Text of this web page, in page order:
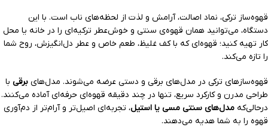
قهوه‌ساز ترکی، نماد اصالت، آرامش و لذت از لحظه‌های ناب است. با این
دستگاه، می‌توانید همان قهوه‌ی سنتی و خوش‌عطر ترکیه‌ای را در خانه یا محل
کار تهیه کنید؛ قهوه‌ای که با کف غلیظ، طعم خاص و عطر دل‌انگیزش، روح شما
را تازه می‌کند.
قهوه‌سازهای ترکی در مدل‌های برقی و دستی عرضه می‌شوند. مدل‌های برقی با
طراحی مدرن و کارکرد سریع، تنها در چند دقیقه قهوه‌ای حرفه‌ای آماده می‌کنند.
درحالی‌که مدل‌های سنتی مسی یا استیل، تجربه‌ای اصیل‌تر و آرام‌تر از دم‌آوری
قهوه را به شما هدیه می‌دهند.